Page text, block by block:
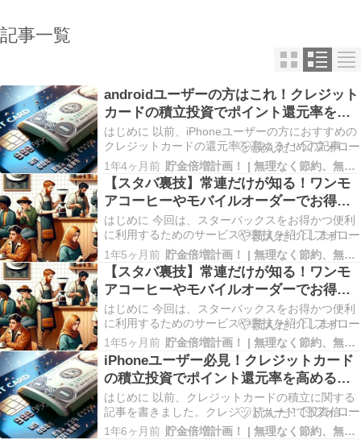
記事一覧
androidユーザーの方はこれ！クレジット
カードの積立投資でポイント還元率を高
める方法
はじめに 以前、iPhoneユーザーの方におすすめの
クレジットカードの還元率を高めるための記事を
書きました。今回はandroidユーザーの方におすす
めの手法をご紹介します。最大還元率ではiPhone
ユーザの方に少し及びませんが、コンビニに行く
必要が無く、スマホの操作だけで完結で…
1年4ヶ月前 貯金倍増計画！ | 無理なく節約、無駄なく増やす♪
【スタバ裏技】常連だけが知る！ワンモ
アコーヒーやモバイルオーダーでお得に
楽しむ方法
はじめに 今回は、スターバックスをお得かつ便利
に利用するためのサービスや裏技を紹介します。2
杯目のコーヒーが割引になる「ワンモアコーヒ
ー」、ポイントが貯まる「スターバックスリワー
ド」、お得なチャージ方法、待ち時間短縮の「モ
バイルオーダー」など、知っておくと役立つ情報
が満載です。…
1年5ヶ月前 貯金倍増計画！ | 無理なく節約、無駄なく増やす♪
【スタバ裏技】常連だけが知る！ワンモ
アコーヒーやモバイルオーダーでお得に
楽しむ方法
はじめに 今回は、スターバックスをお得かつ便利
に利用するためのサービスや裏技を紹介します。2
杯目のコーヒーが割引になる「ワンモアコーヒ
ー」、ポイントが貯まる「スターバックスリワー
ド」、お得なチャージ方法、待ち時間短縮の「モ
バイルオーダー」など、知っておくと役立つ情報
が満載です。ま…
1年5ヶ月前 貯金倍増計画！ | 無理なく節約、無駄なく増やす♪
iPhoneユーザー必見！クレジットカード
の積立投資でポイント還元率を高める方
法
はじめに 以前、クレジットカードの積立に関する
記事を書きました。クレジットカードで投資信託
を積み立てることで、年会費無料のカードでも1％
程度のポイントをもらいながら投資できるおすす
1年6ヶ月前 貯金倍増計画！ | 無理なく節約、無駄なく増やす♪